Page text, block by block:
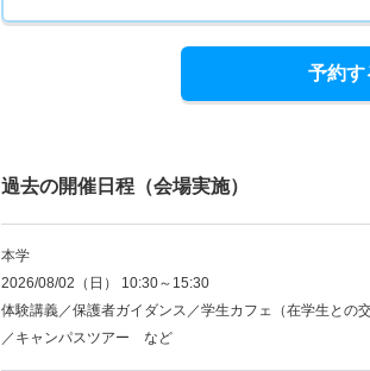
予約す
過去の開催日程（会場実施）
本学
2026/08/02（日） 10:30～15:30
体験講義／保護者ガイダンス／学生カフェ（在学生との交
／キャンパスツアー など